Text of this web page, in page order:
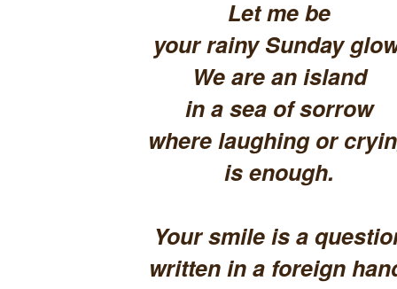
Let me be
your rainy Sunday
We are an island
in a sea of sorrow
where laughing or
is enough.
Your smile is a
written in a foreign